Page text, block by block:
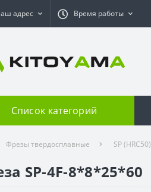
адрес Время работы
Список категорий
Фрезы твердосплавные SP (HRC50)
SP-4F-8*8*25*60